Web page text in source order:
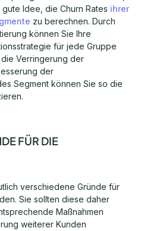
Idee, die Churn Rates ihrer
zu berechnen. Durch
können Sie Ihre
für jede Gruppe
Verringerung der
der
Segment können Sie so die
FÜR DIE
verschiedene Gründe für
Sie sollten diese daher
Maßnahmen
weiterer Kunden